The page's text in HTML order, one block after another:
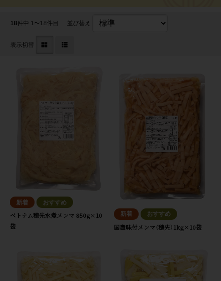
18件中 1〜18件目 並び替え
表示切替
ベトナム穂先水煮メンマ 850g×10
袋
国産味付メンマ（穂先）1kg×10袋